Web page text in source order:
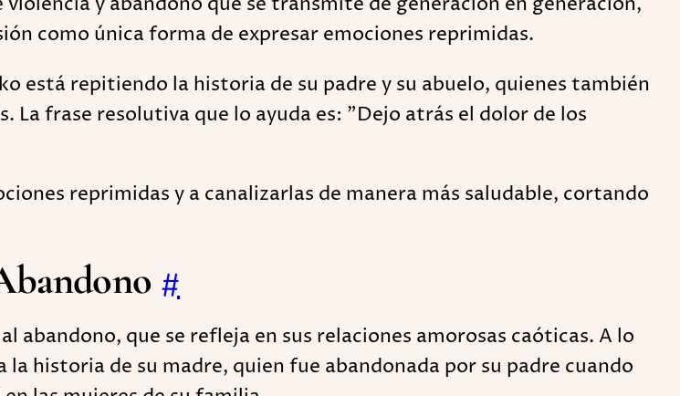
como única forma de expresar emociones reprimidas.
está repitiendo la historia de su padre y su abuelo, quienes también
frase resolutiva que lo ayuda es: "Dejo atrás el dolor de los
reprimidas y a canalizarlas de manera más saludable, cortando
#
abandono, que se refleja en sus relaciones amorosas caóticas. A lo
historia de su madre, quien fue abandonada por su padre cuando